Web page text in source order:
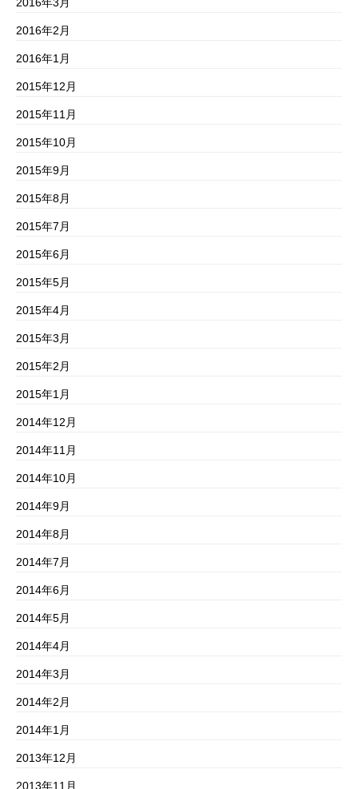
2016年3月
2016年2月
2016年1月
2015年12月
2015年11月
2015年10月
2015年9月
2015年8月
2015年7月
2015年6月
2015年5月
2015年4月
2015年3月
2015年2月
2015年1月
2014年12月
2014年11月
2014年10月
2014年9月
2014年8月
2014年7月
2014年6月
2014年5月
2014年4月
2014年3月
2014年2月
2014年1月
2013年12月
2013年11月